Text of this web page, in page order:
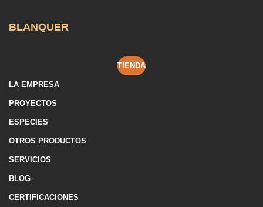
BLANQUER
TIENDA
LA EMPRESA
PROYECTOS
ESPECIES
OTROS PRODUCTOS
SERVICIOS
BLOG
CERTIFICACIONES